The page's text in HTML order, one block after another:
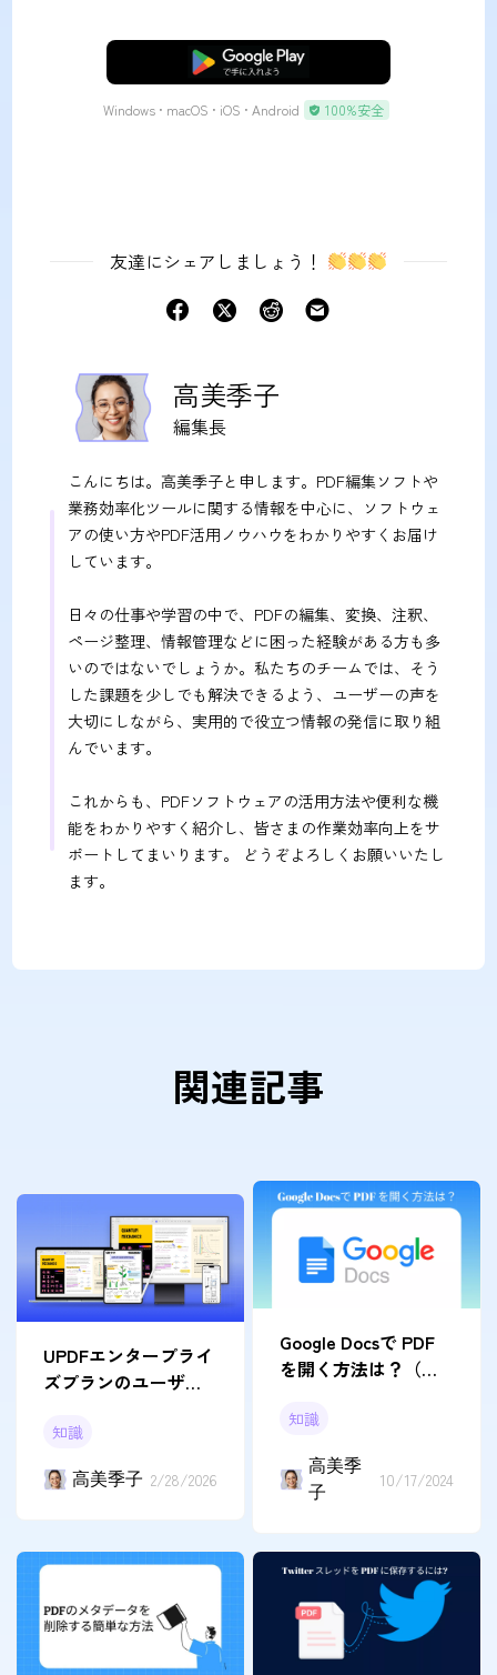
無料ダウンロード
Windows • macOS • iOS • Android 100%安全
友達にシェアしましょう！
高美季子
編集長
こんにちは。高美季子と申します。PDF編集ソフトや
業務効率化ツールに関する情報を中心に、ソフトウェ
アの使い方やPDF活用ノウハウをわかりやすくお届け
しています。
日々の仕事や学習の中で、PDFの編集、変換、注釈、
ページ整理、情報管理などに困った経験がある方も多
いのではないでしょうか。私たちのチームでは、そう
した課題を少しでも解決できるよう、ユーザーの声を
大切にしながら、実用的で役立つ情報の発信に取り組
んでいます。
これからも、PDFソフトウェアの活用方法や便利な機
能をわかりやすく紹介し、皆さまの作業効率向上をサ
ポートしてまいります。 どうぞよろしくお願いいたし
ます。
関連記事
UPDFエンタープライ
ズプランのユーザー
知識
高美季子 2/28/2026
Google Docsで PDF
を開く方法は？（簡
知識
高美季
子
10/17/2024